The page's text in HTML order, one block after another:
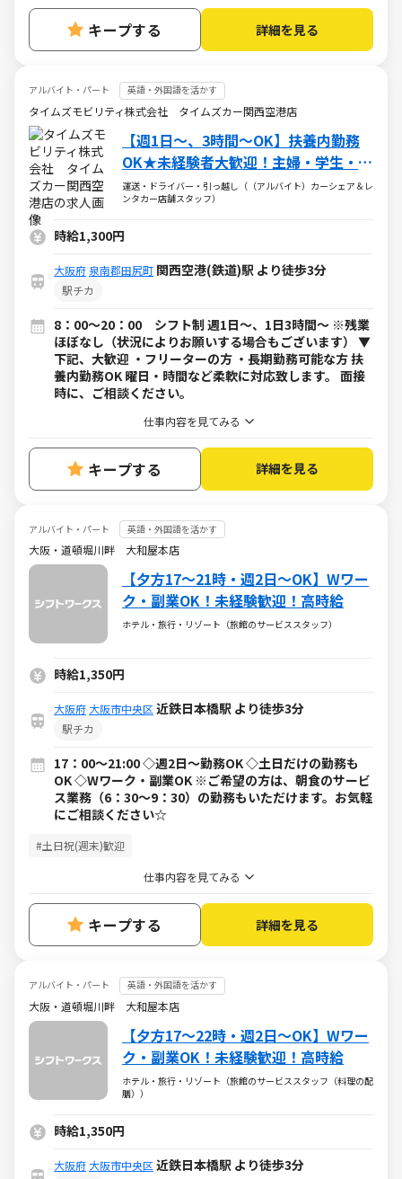
キープする 詳細を見る
アルバイト・パート 英語・外国語を活かす
タイムズモビリティ株式会社 タイムズカー関西空港店
【週1日～、3時間～OK】扶養内勤務
OK★未経験者大歓迎！主婦・学生・中
高年活躍中
運送・ドライバー・引っ越し（（アルバイト）カーシェア＆レ
ンタカー店舗スタッフ）
時給1,300円
大阪府 泉南郡田尻町 関西空港(鉄道)駅 より徒歩3分
駅チカ
8：00～20：00 シフト制 週1日～、1日3時間～ ※残業
ほぼなし（状況によりお願いする場合もございます） ▼
下記、大歓迎 ・フリーターの方 ・長期勤務可能な方 扶
養内勤務OK 曜日・時間など柔軟に対応致します。 面接
時に、ご相談ください。
仕事内容を見てみる
キープする 詳細を見る
アルバイト・パート 英語・外国語を活かす
大阪・道頓堀川畔 大和屋本店
【夕方17～21時・週2日～OK】Wワー
ク・副業OK！未経験歓迎！高時給
ホテル・旅行・リゾート（旅館のサービススタッフ）
時給1,350円
大阪府 大阪市中央区 近鉄日本橋駅 より徒歩3分
駅チカ
17：00～21:00 ◇週2日～勤務OK ◇土日だけの勤務も
OK ◇Wワーク・副業OK ※ご希望の方は、朝食のサービ
ス業務（6：30～9：30）の勤務もいただけます。お気軽
にご相談ください☆
#土日祝(週末)歓迎
仕事内容を見てみる
キープする 詳細を見る
アルバイト・パート 英語・外国語を活かす
大阪・道頓堀川畔 大和屋本店
【夕方17～22時・週2日～OK】Wワー
ク・副業OK！未経験歓迎！高時給
ホテル・旅行・リゾート（旅館のサービススタッフ（料理の配
膳））
時給1,350円
大阪府 大阪市中央区 近鉄日本橋駅 より徒歩3分